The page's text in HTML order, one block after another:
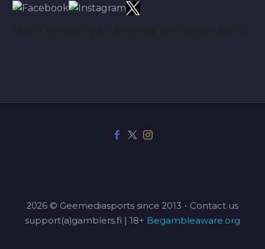
2026 © Geemediasports since 2013 - Contact us
support(a)gamblers.fi | 18+ Begambleaware.org